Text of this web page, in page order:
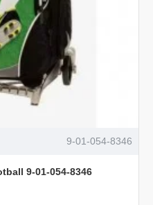
9-01-054-8346
9-01-054-8346